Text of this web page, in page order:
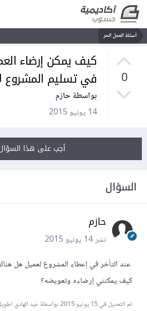
أسئلة العمل الحر
0
كيف يمكن إرضاء
في تسليم
بواسطة حازم
14 يونيو 2015
أجب على هذا السؤال
السؤال
حازم
نشر14 يونيو 2015
عند التأخر في إعطاء المشروع لعميل هل
كيف يمكنني إرضاءه وتعويضه؟
تم التعديل في15 يونيو 2015
بواسطة عبد الهادي اطويل